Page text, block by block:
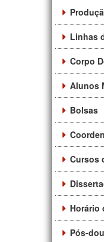
Linhas
Corpo
Alunos
Bolsas
Cursos
Horário
Pós-